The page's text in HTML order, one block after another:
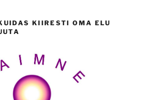
KIIRESTI OMA ELU